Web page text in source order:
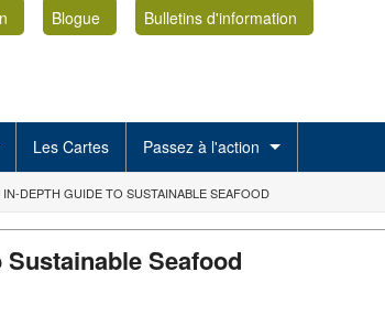
Blogue
Bulletins d'information
Les Cartes Passez à l'action
IN-DEPTH GUIDE TO SUSTAINABLE SEAFOOD
Seafood